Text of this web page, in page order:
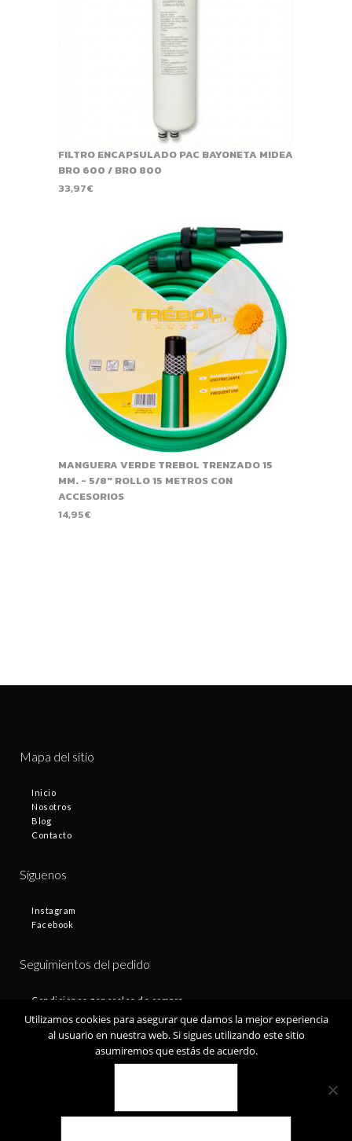
FILTRO ENCAPSULADO PAC BAYONETA MIDEA
BRO 600 / BRO 800
33,97€
MANGUERA VERDE TREBOL TRENZADO 15
MM. - 5/8" ROLLO 15 METROS CON
ACCESORIOS
14,95€
Mapa del sitio
Inicio
Nosotros
Blog
Contacto
Síguenos
Instagram
Facebook
Seguimientos del pedido
Condiciones generales de compra
Plazos de entrega
Política de privacidad
Política de cookies
© Fontamax 2019
Utilizamos cookies para asegurar que damos la mejor experiencia
al usuario en nuestra web. Si sigues utilizando este sitio
asumiremos que estás de acuerdo.